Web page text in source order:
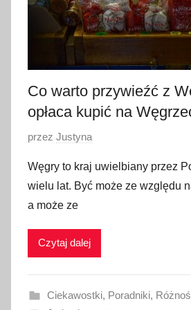
Co warto przywieźć z
opłaca kupić na
O
u
b
l
i
a
przez Justyna
Węgry to kraj uwielbiany przez
wielu lat. Być może ze względu
a może ze
Czytaj dalej
Ciekawostki, Poradniki,